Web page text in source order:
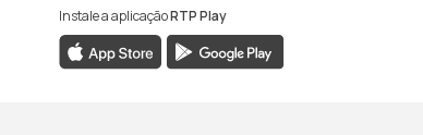
RTP Madeira
da RTP Madeira
Instale a aplicaçãoRTP Play